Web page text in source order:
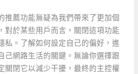
推薦功能無疑為我們帶來了更加個
對於某些用戶而言，關閉這項功能
私。了解如何設定自己的偏好，進
己網路生活的關鍵。無論你選擇跟
關閉它以減少干擾，最終的主控權